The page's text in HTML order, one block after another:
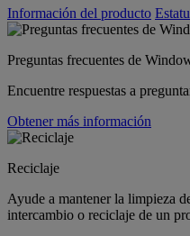
Información del producto
Preguntas frecuentes de
Encuentre respuestas a
Obtener más información
Reciclaje
Ayude a mantener la limpieza
intercambio o reciclaje de un